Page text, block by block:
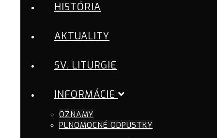
HISTÓRIA
AKTUALITY
SV. LITURGIE
INFORMÁCIE
OZNAMY
PLNOMOCNÉ ODPUSTKY